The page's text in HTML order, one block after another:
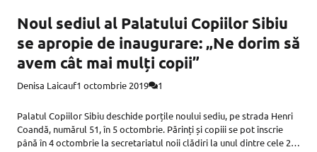
Noul sediul al Palatului Copiilor Sibiu
se apropie de inaugurare: „Ne dorim să
avem cât mai mulți copii”
Denisa Laicauf1 octombrie 2019 1
Palatul Copiilor Sibiu deschide porțile noului sediu, pe strada Henri
Coandă, numărul 51, în 5 octombrie. Părinți și copiii se pot înscrie
până în 4 octombrie la secretariatul noii clădiri la unul dintre cele 22